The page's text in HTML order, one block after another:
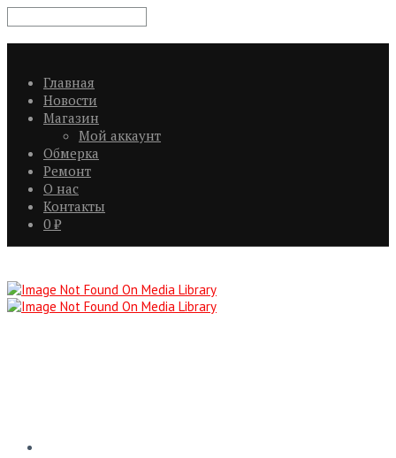
Главная
Новости
Магазин
Мой аккаунт
Обмерка
Ремонт
О нас
Контакты
0 ₽